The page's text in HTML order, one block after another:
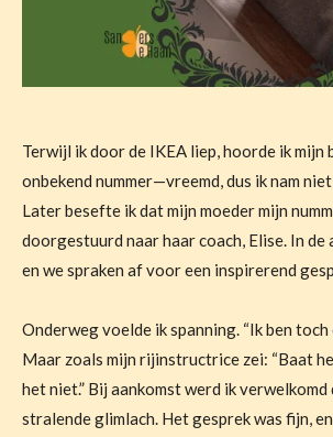
Terwijl ik door de IKEA liep, hoorde ik mijn
onbekend nummer—vreemd, dus ik nam
Later besefte ik dat mijn moeder mijn
doorgestuurd naar haar coach, Elise. In
en we spraken af voor een inspirerend
Onderweg voelde ik spanning. “Ik ben toch
Maar zoals mijn rijinstructrice zei: “Baat
het niet.” Bij aankomst werd ik verwelkomd
stralende glimlach. Het gesprek was fijn,